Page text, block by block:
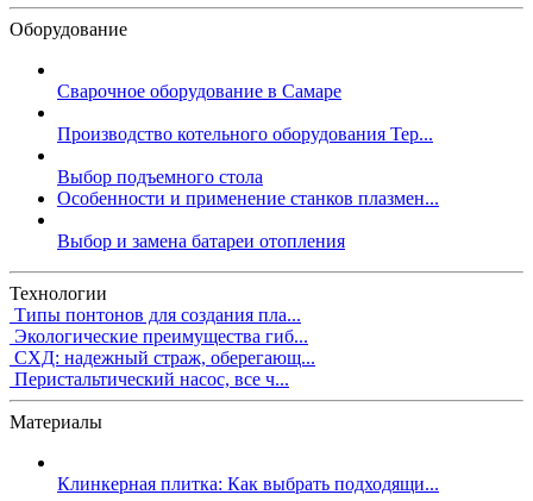
Оборудование
Сварочное оборудование в Самаре
Производство котельного оборудования Тер...
Выбор подъемного стола
Особенности и применение станков плазмен...
Выбор и замена батареи отопления
Технологии
Типы понтонов для создания пла...
Экологические преимущества гиб...
СХД: надежный страж, оберегающ...
Перистальтический насос, все ч...
Материалы
Клинкерная плитка: Как выбрать подходящи...